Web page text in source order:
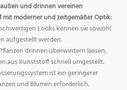
und drinnen vereinen
moderner und zeitgemäßer Optik:
Looks können sie sowohl
aufgestellt werden.
drinnen überwintern lassen,
aus Kunststoff schnell umgestellt.
ist ein geringerer
und Blumen erforderlich.